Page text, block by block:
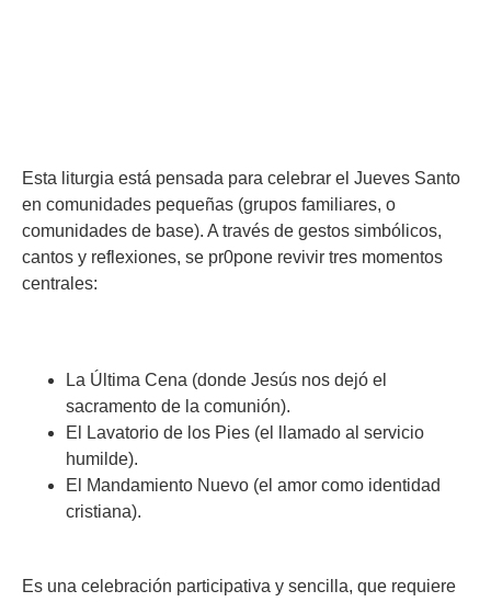
Esta liturgia está pensada para celebrar el Jueves Santo
en comunidades pequeñas (grupos familiares, o
comunidades de base). A través de gestos simbólicos,
cantos y reflexiones, se pr0pone revivir tres momentos
centrales:
La Última Cena (donde Jesús nos dejó el
sacramento de la comunión).
El Lavatorio de los Pies (el llamado al servicio
humilde).
El Mandamiento Nuevo (el amor como identidad
cristiana).
Es una celebración participativa y sencilla, que requiere